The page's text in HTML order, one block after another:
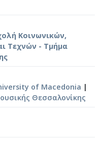
Κοινωνικών,
Τεχνών - Τμήμα
of Macedonia |
Θεσσαλονίκης